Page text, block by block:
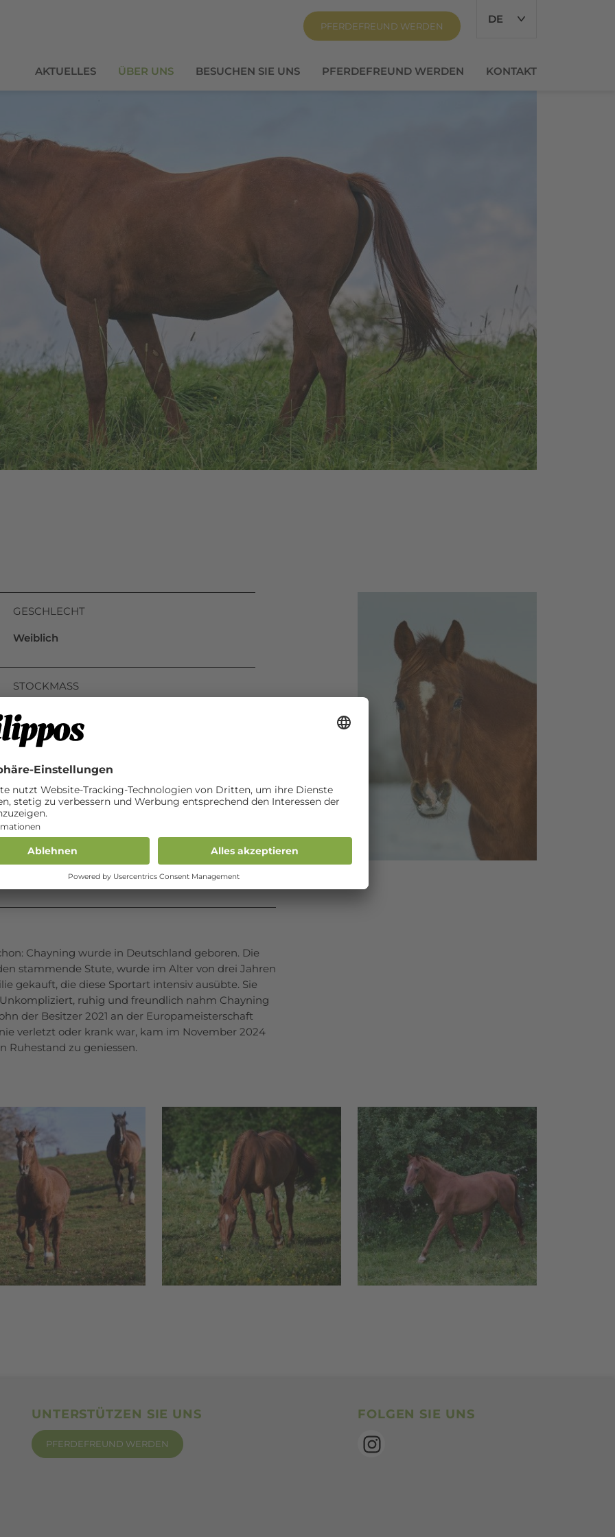
PFERDEFREUND WERDEN
DE
AKTUELLES ÜBER UNS BESUCHEN SIE UNS PFERDEFREUND WERDEN KONTAKT
GESCHLECHT
Weiblich
STOCKMASS
168 cm
weisse, unterbrochene Blesse auf dem
Nasenrücken; beide Vorderfüsse sind weiss
Chayning wurde in Deutschland geboren. Die
stammende Stute, wurde im Alter von drei Jahren
gekauft, die diese Sportart intensiv ausübte. Sie
ruhig und freundlich nahm Chayning
der Besitzer 2021 an der Europameisterschaft
verletzt oder krank war, kam im November 2024
Ruhestand zu geniessen.
UNTERSTÜTZEN SIE UNS
PFERDEFREUND WERDEN
SocialBookmarks
FOLGEN SIE UNS